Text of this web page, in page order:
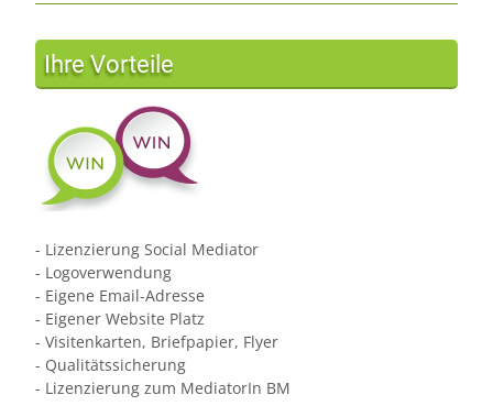
Ihre Vorteile
- Lizenzierung Social Mediator
- Logoverwendung
- Eigene Email-Adresse
- Eigener Website Platz
- Visitenkarten, Briefpapier, Flyer
- Qualitätssicherung
- Lizenzierung zum MediatorIn BM